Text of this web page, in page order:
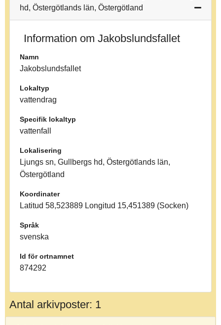
hd, Östergötlands län, Östergötland
Information om Jakobslundsfallet
Namn
Jakobslundsfallet
Lokaltyp
vattendrag
Specifik lokaltyp
vattenfall
Lokalisering
Ljungs sn, Gullbergs hd, Östergötlands län,
Östergötland
Koordinater
Latitud 58,523889 Longitud 15,451389 (Socken)
Språk
svenska
Id för ortnamnet
874292
Antal arkivposter: 1